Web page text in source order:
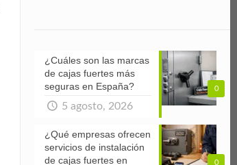
0
¿Cuáles son las marcas
de cajas fuertes más
seguras en España?
5 agosto, 2026
0
¿Qué empresas ofrecen
servicios de instalación
de cajas fuertes en